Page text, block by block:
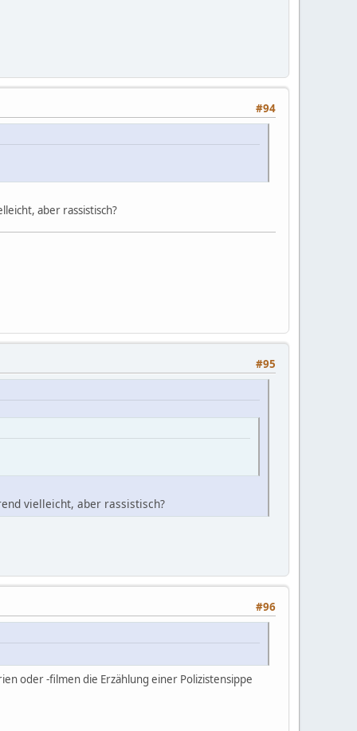
#94
aber rassistisch?
#95
vielleicht, aber rassistisch?
#96
oder -filmen die Erzählung einer Polizistensippe